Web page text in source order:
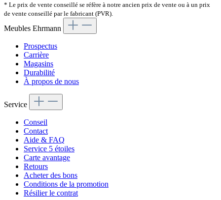
* Le prix de vente conseillé se réfère à notre ancien prix de vente ou à un prix
de vente conseillé par le fabricant (PVR).
Meubles Ehrmann
Prospectus
Carrière
Magasins
Durabilité
À propos de nous
Service
Conseil
Contact
Aide & FAQ
Service 5 étoiles
Carte avantage
Retours
Acheter des bons
Conditions de la promotion
Résilier le contrat